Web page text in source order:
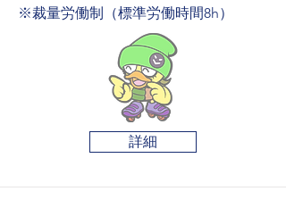
※裁量労働制（標準労働時間8h）
詳細